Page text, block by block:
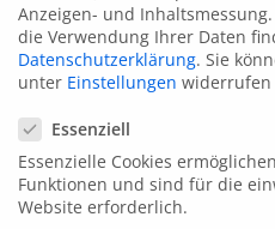
IHRE
im Sinne des
Anzeigen- und Inhaltsmessung.
die Verwendung Ihrer Daten
Datenschutzerklärung. Sie
unter Einstellungen widerrufen
Essenziell
Essenzielle Cookies
Funktionen und sind für die
Website erforderlich.